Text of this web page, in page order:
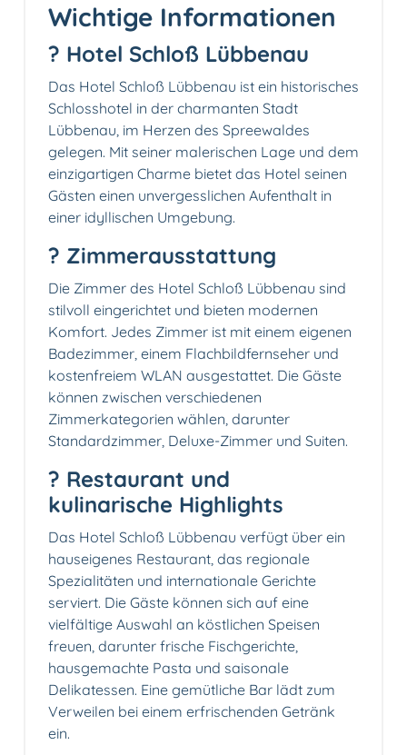
Wichtige Informationen
? Hotel Schloß Lübbenau
Das Hotel Schloß Lübbenau ist ein historisches
Schlosshotel in der charmanten Stadt
Lübbenau, im Herzen des Spreewaldes
gelegen. Mit seiner malerischen Lage und dem
einzigartigen Charme bietet das Hotel seinen
Gästen einen unvergesslichen Aufenthalt in
einer idyllischen Umgebung.
? Zimmerausstattung
Die Zimmer des Hotel Schloß Lübbenau sind
stilvoll eingerichtet und bieten modernen
Komfort. Jedes Zimmer ist mit einem eigenen
Badezimmer, einem Flachbildfernseher und
kostenfreiem WLAN ausgestattet. Die Gäste
können zwischen verschiedenen
Zimmerkategorien wählen, darunter
Standardzimmer, Deluxe-Zimmer und Suiten.
?️ Restaurant und
kulinarische Highlights
Das Hotel Schloß Lübbenau verfügt über ein
hauseigenes Restaurant, das regionale
Spezialitäten und internationale Gerichte
serviert. Die Gäste können sich auf eine
vielfältige Auswahl an köstlichen Speisen
freuen, darunter frische Fischgerichte,
hausgemachte Pasta und saisonale
Delikatessen. Eine gemütliche Bar lädt zum
Verweilen bei einem erfrischenden Getränk
ein.